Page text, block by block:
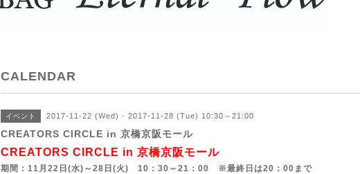
CALENDAR
イベント 2017-11-22 (Wed) - 2017-11-28 (Tue) 10:30～21:00
CREATORS CIRCLE in 京橋京阪モール
CREATORS CIRCLE in 京橋京阪モール
期間：11月22日(水)～28日(火) 10：30～21：00 ※最終日は20：00まで